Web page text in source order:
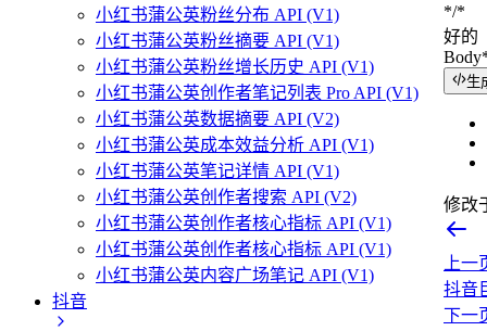
小红书蒲公英粉丝分布 API (V1)
小红书蒲公英粉丝摘要 API (V1)
小红书蒲公英粉丝增长历史 API (V1)
小红书蒲公英创作者笔记列表 Pro API (V1)
小红书蒲公英数据摘要 API (V2)
小红书蒲公英成本效益分析 API (V1)
小红书蒲公英笔记详情 API (V1)
小红书蒲公英创作者搜索 API (V2)
小红书蒲公英创作者核心指标 API (V1)
小红书蒲公英创作者核心指标 API (V1)
小红书蒲公英内容广场笔记 API (V1)
抖音
*/*
好的
Body
生
修改
上一
抖音
下一